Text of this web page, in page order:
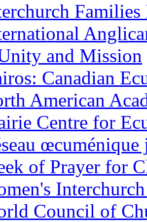
and Mission
Canadian
American
Centre for
of Prayer for
Council of